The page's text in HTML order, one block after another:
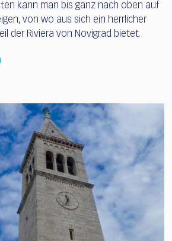
kann man bis ganz nach oben auf
von wo aus sich ein herrlicher
der Riviera von Novigrad bietet.